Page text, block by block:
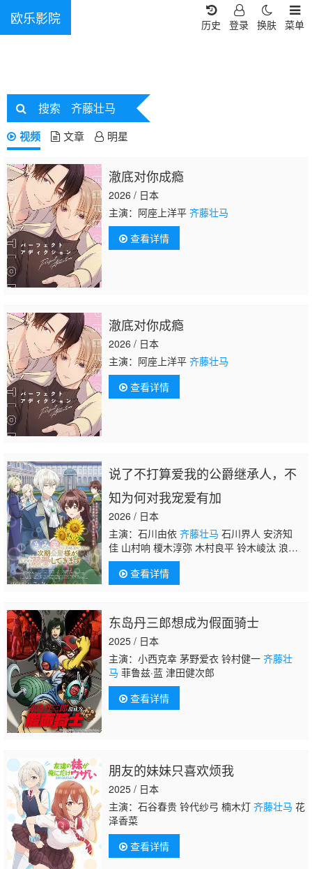
欧乐影院 菜单
换肤
登录
历史
搜索 齐藤壮马
视频 文章 明星
澈底对你成瘾
2026 / 日本
主演：阿座上洋平 齐藤壮马
查看详情
澈底对你成瘾
2026 / 日本
主演：阿座上洋平 齐藤壮马
查看详情
说了不打算爱我的公爵继承人，不
知为何对我宠爱有加
2026 / 日本
主演：石川由依 齐藤壮马 石川界人 安济知
佳 山村响 榎木淳弥 木村良平 铃木崚汰 浪川
大辅 国府田麻理子 田村真 内田真礼
查看详情
东岛丹三郎想成为假面骑士
2025 / 日本
主演：小西克幸 茅野爱衣 铃村健一 齐藤壮
马 菲鲁兹·蓝 津田健次郎
查看详情
朋友的妹妹只喜欢烦我
2025 / 日本
主演：石谷春贵 铃代纱弓 楠木灯 齐藤壮马 花
泽香菜
查看详情